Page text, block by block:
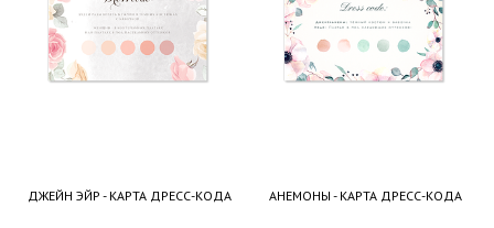
ДЖЕЙН ЭЙР - КАРТА ДРЕСС-КОДА АНЕМОНЫ - КАРТА ДРЕСС-КОДА